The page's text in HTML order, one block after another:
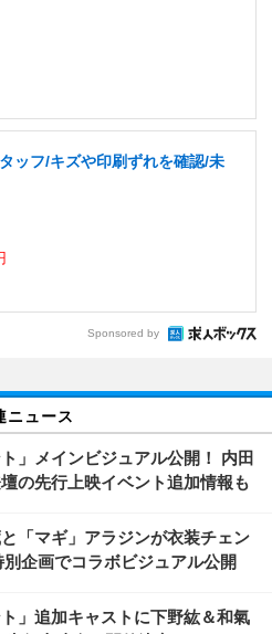
ッフ/キズや印刷ずれを確認/未
Sponsored by
ニュース
」メインビジュアル公開！ 内田
の先行上映イベント追加情報も
と「マギ」アラジンが衣装チェン
企画でコラボビジュアル公開
」追加キャストに下野紘＆和氣